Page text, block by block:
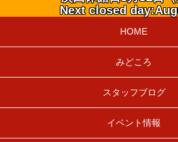
Next closed
HOME
みどころ
スタッフブログ
イベント情報